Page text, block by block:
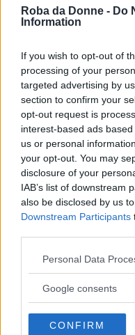
Roba da Donne - Do
Information
If you wish to opt-out of
processing of your
targeted advertising by
section to confirm your
opt-out request is
interest-based ads
us or personal
your opt-out. You may
disclosure of your
IAB’s list of downstream
also be disclosed by us
Downstream Participants
Please note that this
not limited to your visit
use your data for below
consent section.
Personal Data
Google consents
CONFIRM
sicuro di tollerare le
L'uomo è il
Frasi sui computer
Se una libera società
sono poveri, non
ricchi.
Scritta in cinese la
caratteri. Uno
rappresenta
Frasi con immagini Frasi sul
Quelli che rendono
pacifiche rendono le
Frasi sulla rivoluzione Frasi